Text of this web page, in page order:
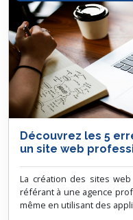
Découvrez les 5
un site web
La création des sites
référant à une agence
même en utilisant des